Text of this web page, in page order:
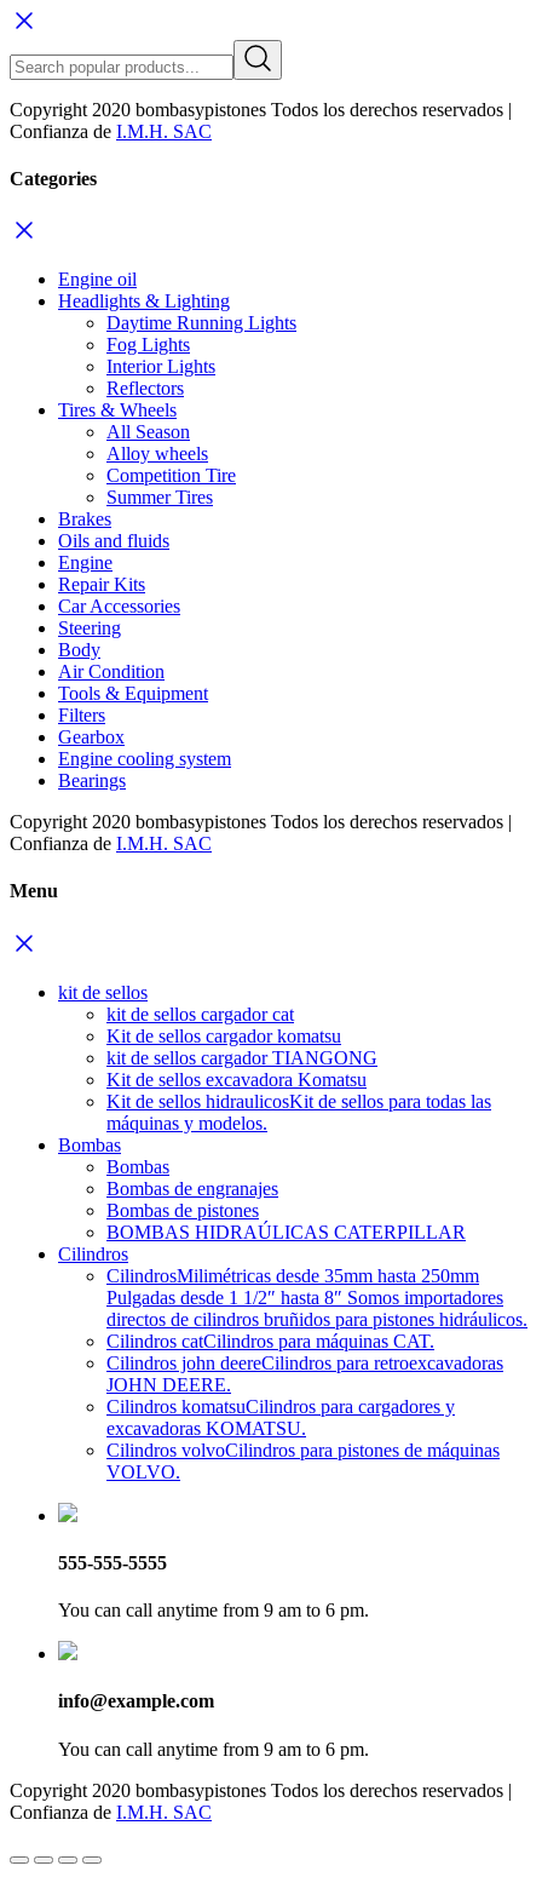
Copyright 2020 bombasypistones Todos los derechos reservados |
Confianza de I.M.H. SAC
Categories
Engine oil
Headlights & Lighting
Daytime Running Lights
Fog Lights
Interior Lights
Reflectors
Tires & Wheels
All Season
Alloy wheels
Competition Tire
Summer Tires
Brakes
Oils and fluids
Engine
Repair Kits
Car Accessories
Steering
Body
Air Condition
Tools & Equipment
Filters
Gearbox
Engine cooling system
Bearings
Copyright 2020 bombasypistones Todos los derechos reservados |
Confianza de I.M.H. SAC
Menu
kit de sellos
kit de sellos cargador cat
Kit de sellos cargador komatsu
kit de sellos cargador TIANGONG
Kit de sellos excavadora Komatsu
Kit de sellos hidraulicosKit de sellos para todas las
máquinas y modelos.
Bombas
Bombas
Bombas de engranajes
Bombas de pistones
BOMBAS HIDRAÚLICAS CATERPILLAR
Cilindros
CilindrosMilimétricas desde 35mm hasta 250mm
Pulgadas desde 1 1/2″ hasta 8″ Somos importadores
directos de cilindros bruñidos para pistones hidráulicos.
Cilindros catCilindros para máquinas CAT.
Cilindros john deereCilindros para retroexcavadoras
JOHN DEERE.
Cilindros komatsuCilindros para cargadores y
excavadoras KOMATSU.
Cilindros volvoCilindros para pistones de máquinas
VOLVO.
555-555-5555
You can call anytime from 9 am to 6 pm.
info@example.com
You can call anytime from 9 am to 6 pm.
Copyright 2020 bombasypistones Todos los derechos reservados |
Confianza de I.M.H. SAC